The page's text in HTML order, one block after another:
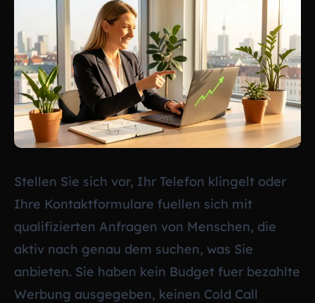
Stellen Sie sich vor, Ihr Telefon klingelt oder
Ihre Kontaktformulare fuellen sich mit
qualifizierten Anfragen von Menschen, die
aktiv nach genau dem suchen, was Sie
anbieten. Sie haben kein Budget fuer bezahlte
Werbung ausgegeben, keinen Cold Call